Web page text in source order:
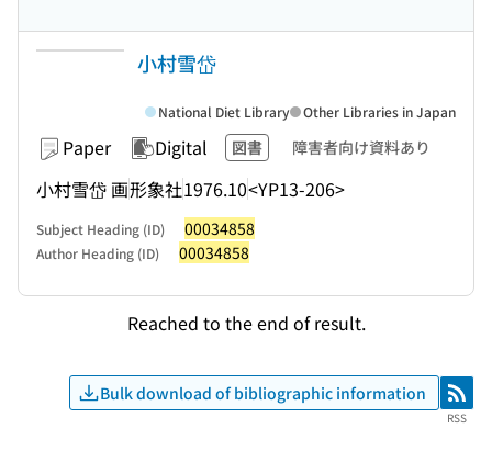
小村雪岱
Paper Digital 図書 障害者向け資料あり
小村雪岱 画形象社1976.10<YP13-206>
National Diet Library Other Libraries in Japan
Subject Heading (ID) 00034858
Author Heading (ID) 00034858
Reached to the end of result.
Bulk download of bibliographic information RSS
RSS